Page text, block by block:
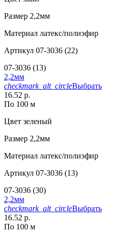
Размер 2,2мм
Материал латекс/полиэфир
Артикул 07-3036 (22)
07-3036 (13)
2,2мм
checkmark_alt_circleВыбрать
16.52 р.
По 100 м
Цвет зеленый
Размер 2,2мм
Материал латекс/полиэфир
Артикул 07-3036 (13)
07-3036 (30)
2,2мм
checkmark_alt_circleВыбрать
16.52 р.
По 100 м